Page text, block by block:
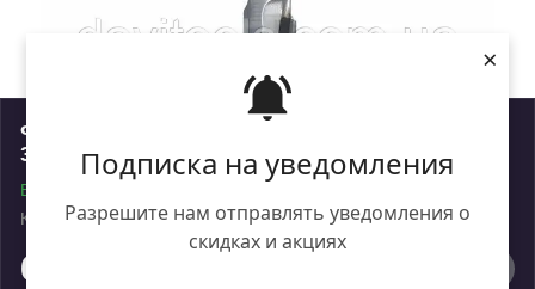
Подписка на уведомления
Разрешите нам отправлять уведомления о
скидках и акциях
×
Фреза DIA Z1+1 D= 12 I= 21 L= 69 S=12x40RH
3PCD+1HM H2,5 3 спіралі корпус:STAL
В наявності
Код: DTA.12.021.12.0SR
Роздріб
6 325